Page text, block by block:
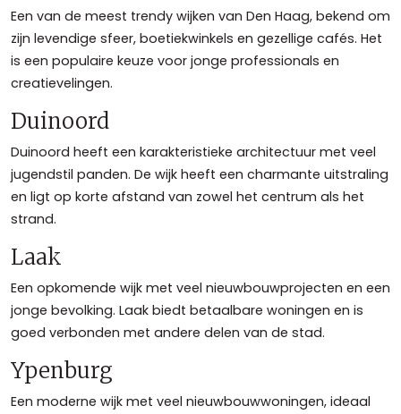
Een van de meest trendy wijken van Den Haag, bekend om
zijn levendige sfeer, boetiekwinkels en gezellige cafés. Het
is een populaire keuze voor jonge professionals en
creatievelingen.
Duinoord
Duinoord heeft een karakteristieke architectuur met veel
jugendstil panden. De wijk heeft een charmante uitstraling
en ligt op korte afstand van zowel het centrum als het
strand.
Laak
Een opkomende wijk met veel nieuwbouwprojecten en een
jonge bevolking. Laak biedt betaalbare woningen en is
goed verbonden met andere delen van de stad.
Ypenburg
Een moderne wijk met veel nieuwbouwwoningen, ideaal